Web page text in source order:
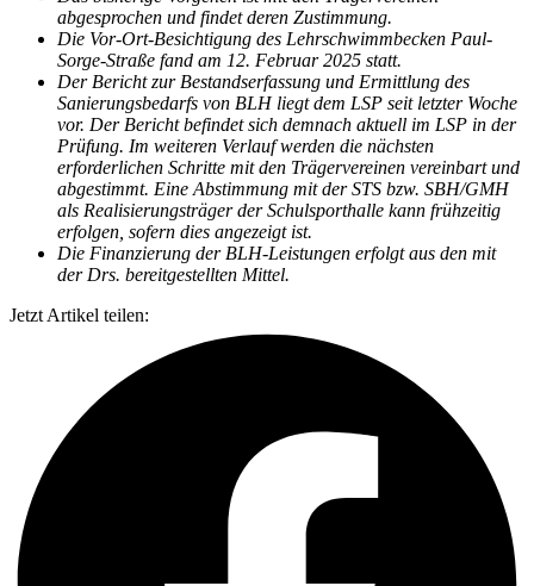
abgesprochen und findet deren Zustimmung.
Die Vor-Ort-Besichtigung des Lehrschwimmbecken Paul-
Sorge-Straße fand am 12. Februar 2025 statt.
Der Bericht zur Bestandserfassung und Ermittlung des
Sanierungsbedarfs von BLH liegt dem LSP seit letzter Woche
vor. Der Bericht befindet sich demnach aktuell im LSP in der
Prüfung. Im weiteren Verlauf werden die nächsten
erforderlichen Schritte mit den Trägervereinen vereinbart und
abgestimmt. Eine Abstimmung mit der STS bzw. SBH/GMH
als Realisierungsträger der Schulsporthalle kann frühzeitig
erfolgen, sofern dies angezeigt ist.
Die Finanzierung der BLH-Leistungen erfolgt aus den mit
der Drs. bereitgestellten Mittel.
Jetzt Artikel teilen: